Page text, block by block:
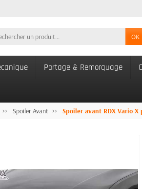
OK
Portage & Remorquage
Spoiler Avant Spoiler avant RDX Vario